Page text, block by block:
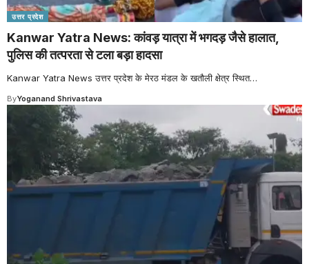
उत्तर प्रदेश
Kanwar Yatra News: कांवड़ यात्रा में भगदड़ जैसे हालात,
पुलिस की तत्परता से टला बड़ा हादसा
Kanwar Yatra News उत्तर प्रदेश के मेरठ मंडल के खतौली क्षेत्र स्थित…
ByYoganand Shrivastava